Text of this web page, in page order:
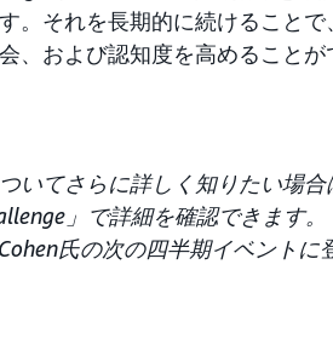
。それを長期的に続けること
、および認知度を高めることが
いてさらに詳しく知りたい場合
」で詳細を確認できます。
氏の次の四半期イベントに